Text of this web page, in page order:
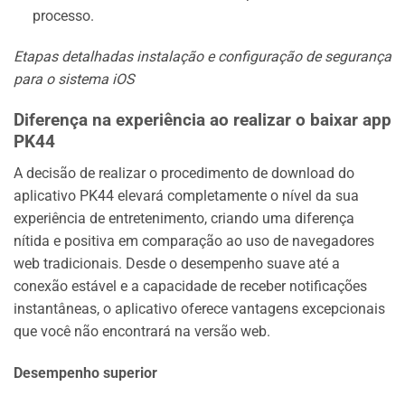
processo.
Etapas detalhadas instalação e configuração de segurança
para o sistema iOS
Diferença na experiência ao realizar o baixar app
PK44
A decisão de realizar o procedimento de download do
aplicativo PK44 elevará completamente o nível da sua
experiência de entretenimento, criando uma diferença
nítida e positiva em comparação ao uso de navegadores
web tradicionais. Desde o desempenho suave até a
conexão estável e a capacidade de receber notificações
instantâneas, o aplicativo oferece vantagens excepcionais
que você não encontrará na versão web.
Desempenho superior